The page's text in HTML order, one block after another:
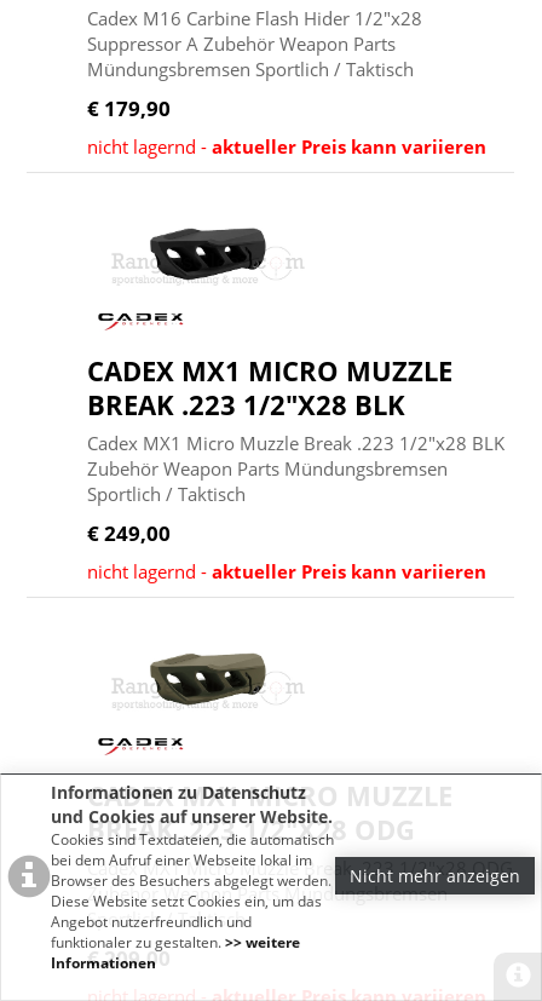
Informationen zu Datenschutz
und Cookies auf unserer Website.
Cookies sind Textdateien, die automatisch
bei dem Aufruf einer Webseite lokal im
Browser des Besuchers abgelegt werden.
Diese Website setzt Cookies ein, um das
Angebot nutzerfreundlich und
funktionaler zu gestalten.>> weitere
Informationen
Nicht mehr anzeigen
Cadex M16 Carbine Flash Hider 1/2"x28
Suppressor A Zubehör Weapon Parts
Mündungsbremsen Sportlich / Taktisch
€ 179,90
nicht lagernd -aktueller Preis kann variieren
CADEX MX1 MICRO MUZZLE
BREAK .223 1/2"X28 BLK
Cadex MX1 Micro Muzzle Break .223 1/2"x28 BLK
Zubehör Weapon Parts Mündungsbremsen
Sportlich / Taktisch
€ 249,00
nicht lagernd -aktueller Preis kann variieren
CADEX MX1 MICRO MUZZLE
BREAK .223 1/2"X28 ODG
Cadex MX1 Micro Muzzle Break .223 1/2"x28 ODG
Zubehör Weapon Parts Mündungsbremsen
Sportlich / Taktisch
€ 209,00
nicht lagernd -aktueller Preis kann variieren